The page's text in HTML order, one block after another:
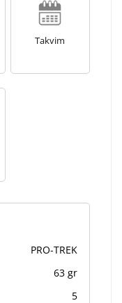
Takvim
PRO-TREK
63 gr
5